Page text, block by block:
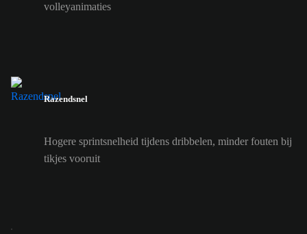
volleyanimaties
Razendsnel
Hogere sprintsnelheid tijdens dribbelen, minder fouten bij
tikjes vooruit